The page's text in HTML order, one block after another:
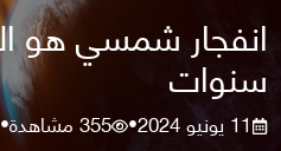
سنوات
11 يونيو 2024 •
355مشاهدة•